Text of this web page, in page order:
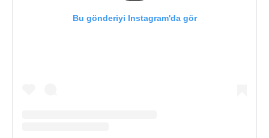
Bu gönderiyi Instagram'da gör